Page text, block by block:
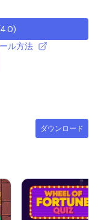
4.0)
ル方法
ダウンロード